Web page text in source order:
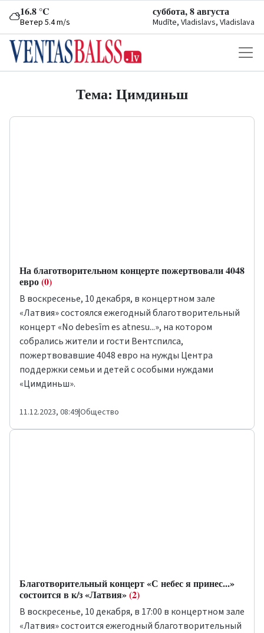
16.8 °C
Ветер 5.4 m/s
суббота, 8 августа
Mudīte, Vladislavs, Vladislava
Тема: Цимдиньш
На благотворительном концерте пожертвовали 4048
евро(0)
В воскресенье, 10 декабря, в концертном зале
«Латвия» состоялся ежегодный благотворительный
концерт «No debesīm es atnesu...», на котором
собрались жители и гости Вентспилса,
пожертвовавшие 4048 евро на нужды Центра
поддержки семьи и детей с особыми нуждами
«Цимдиньш».
11.12.2023, 08:49|Общество
Благотворительный концерт «С небес я принес...»
состоится в к/з «Латвия»(2)
В воскресенье, 10 декабря, в 17:00 в концертном зале
«Латвия» состоится ежегодный благотворительный